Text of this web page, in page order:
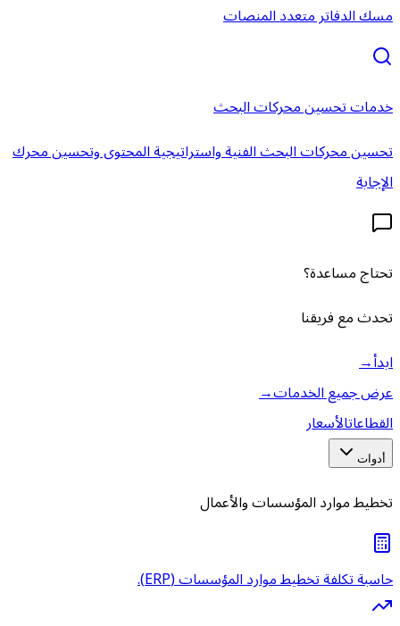
مسك الدفاتر متعدد المنصات
خدمات تحسين محركات البحث
تحسين محركات البحث الفنية واستراتيجية المحتوى وتحسين محرك
الإجابة
تحتاج مساعدة؟
تحدث مع فريقنا
ابدأ→
عرض جميع الخدمات→
القطاعاتالأسعار
أدوات
تخطيط موارد المؤسسات والأعمال
حاسبة تكلفة تخطيط موارد المؤسسات (ERP).